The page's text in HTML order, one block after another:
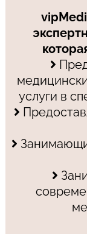
услуги в